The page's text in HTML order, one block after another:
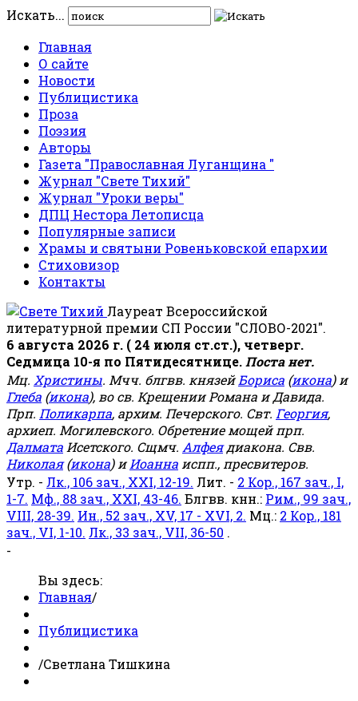
Искать...
Главная
О сайте
Новости
Публицистика
Проза
Поэзия
Авторы
Газета "Православная Луганщина "
Журнал "Свете Тихий"
Журнал "Уроки веры"
ДПЦ Нестора Летописца
Популярные записи
Храмы и святыни Ровеньковской епархии
Стиховизор
Контакты
Лауреат Всероссийской
литературной премии СП России "СЛОВО-2021".
6 августа 2026 г. ( 24 июля ст.ст.), четверг.
Седмица 10-я по Пятидесятнице. Поста нет.
Мц. Христины. Мчч. блгвв. князейБориса (икона) и
Глеба (икона), во св. Крещении Романа и Давида.
Прп. Поликарпа, архим. Печерского. Свт. Георгия,
архиеп. Могилевского. Обретение мощей прп.
Далмата Исетского. Сщмч. Алфеядиакона. Свв.
Николая(икона) иИоанна испп., пресвитеров.
Утр. - Лк., 106 зач., XXI, 12-19. Лит. - 2 Кор., 167 зач., I,
1-7. Мф., 88 зач., XXI, 43-46. Блгвв. кнн.: Рим., 99 зач.,
VIII, 28-39. Ин., 52 зач., XV, 17 - XVI, 2. Мц.: 2 Кор., 181
зач., VI, 1-10. Лк., 33 зач., VII, 36-50 .
-
Вы здесь:
Главная/
Публицистика
/Светлана Тишкина